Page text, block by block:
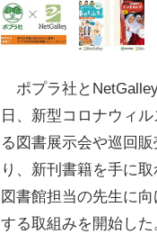
ポプラ社と
日、新型コロナウィ
る図書展示会や巡回
り、新刊書籍を手に
図書館担当の先生に
する取組みを開始し